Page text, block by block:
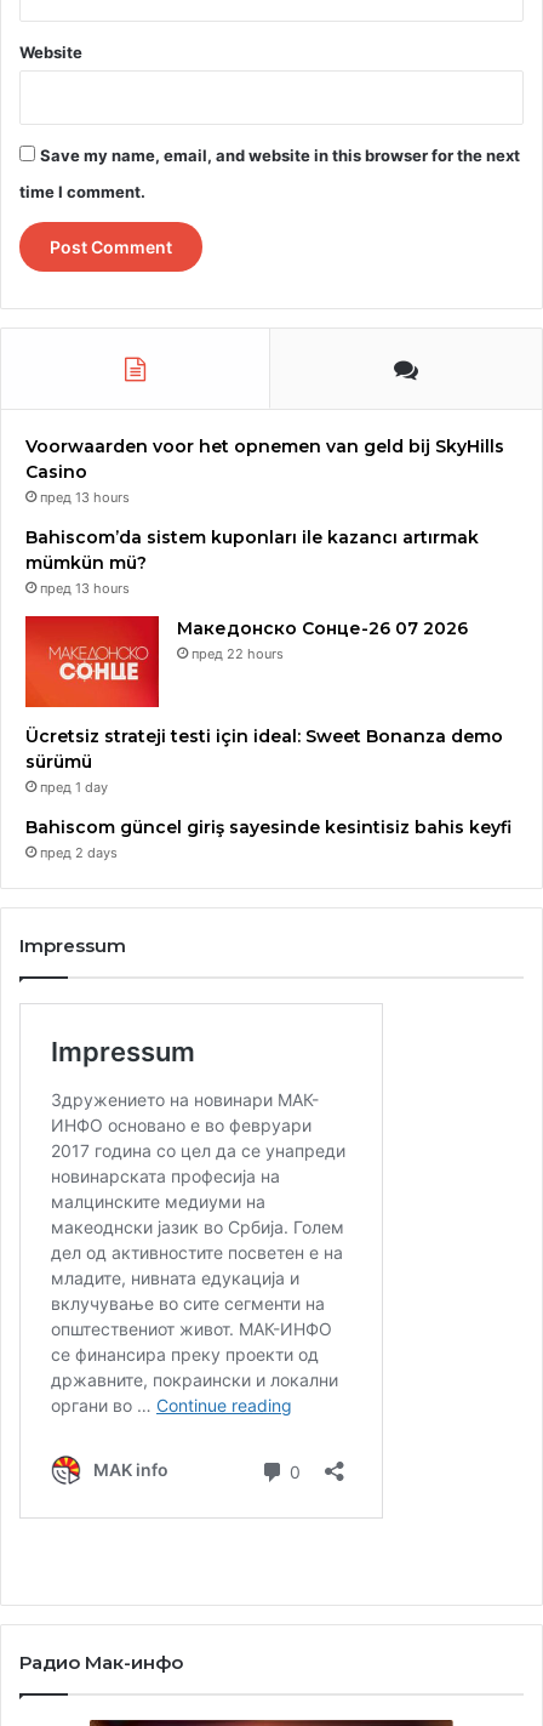
Website
Save my name, email, and website in this browser for the next
time I comment.
Voorwaarden voor het opnemen van geld bij SkyHills
Casino
пред 13 hours
Bahiscom’da sistem kuponları ile kazancı artırmak
mümkün mü?
пред 13 hours
Македонско Сонце-26 07 2026
пред 22 hours
Ücretsiz strateji testi için ideal: Sweet Bonanza demo
sürümü
пред 1 day
Bahiscom güncel giriş sayesinde kesintisiz bahis keyfi
пред 2 days
Impressum
Радио Мак-инфо